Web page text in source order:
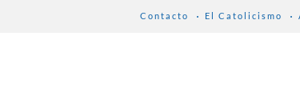
Contacto El Catolicismo